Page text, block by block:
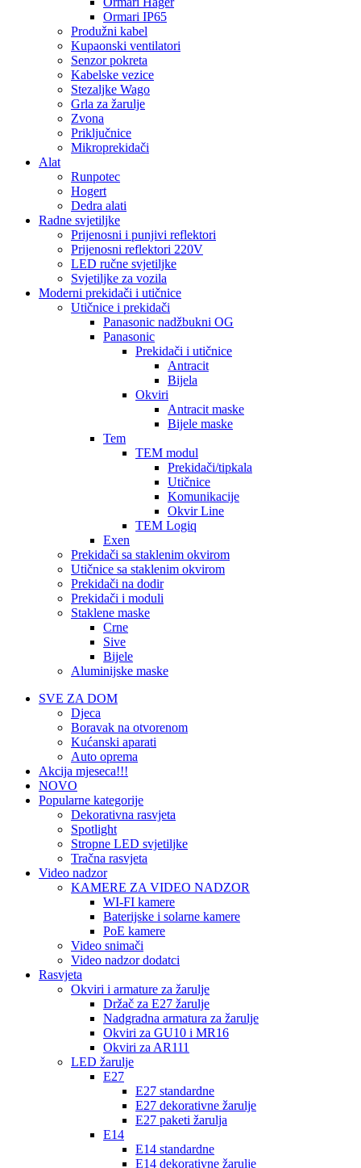
Ormari IP65
Produžni kabel
Kupaonski ventilatori
Senzor pokreta
Kabelske vezice
Stezaljke Wago
Grla za žarulje
Zvona
Priključnice
Mikroprekidači
Alat
Runpotec
Hogert
Dedra alati
Radne svjetiljke
Prijenosni i punjivi reflektori
Prijenosni reflektori 220V
LED ručne svjetiljke
Svjetiljke za vozila
Moderni prekidači i utičnice
Utičnice i prekidači
Panasonic nadžbukni OG
Panasonic
Prekidači i utičnice
Antracit
Bijela
Okviri
Antracit maske
Bijele maske
Tem
TEM modul
Prekidači/tipkala
Utičnice
Komunikacije
Okvir Line
TEM Logiq
Exen
Prekidači sa staklenim okvirom
Utičnice sa staklenim okvirom
Prekidači na dodir
Prekidači i moduli
Staklene maske
Crne
Sive
Bijele
Aluminijske maske
SVE ZA DOM
Djeca
Boravak na otvorenom
Kućanski aparati
Auto oprema
Akcija mjeseca!!!
NOVO
Popularne kategorije
Dekorativna rasvjeta
Spotlight
Stropne LED svjetiljke
Tračna rasvjeta
Video nadzor
KAMERE ZA VIDEO NADZOR
WI-FI kamere
Baterijske i solarne kamere
PoE kamere
Video snimači
Video nadzor dodatci
Rasvjeta
Okviri i armature za žarulje
Držač za E27 žarulje
Nadgradna armatura za žarulje
Okviri za GU10 i MR16
Okviri za AR111
LED žarulje
E27
E27 standardne
E27 dekorativne žarulje
E27 paketi žarulja
E14
E14 standardne
E14 dekorativne žarulje